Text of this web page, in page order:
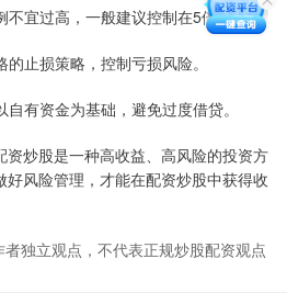
不宜过高，一般建议控制在5倍以内。
止损策略，控制亏损风险。
有资金为基础，避免过度借贷。
炒股是一种高收益、高风险的投资方
风险管理，才能在配资炒股中获得收
者独立观点，不代表正规炒股配资观点